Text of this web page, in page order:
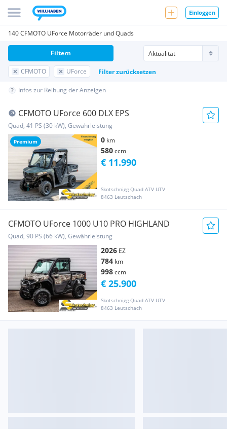
Einloggen
140 CFMOTO UForce Motorräder und Quads
CFMOTO UForce Filter zurücksetzen
Filtern
Infos zur Reihung der Anzeigen
Premium
CFMOTO UForce 600 DLX EPS
Quad, 41 PS (30 kW), Gewährleistung
0 km
580ccm
Skotschnigg Quad ATV UTV
8463 Leutschach
€ 11.990
CFMOTO UForce 1000 U10 PRO HIGHLAND
Quad, 90 PS (66 kW), Gewährleistung
2026 EZ
784 km
998ccm
Skotschnigg Quad ATV UTV
8463 Leutschach
€ 25.900